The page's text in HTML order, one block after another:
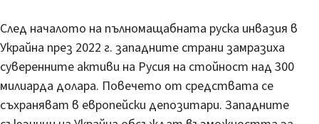
След началото на пълномащабната руска инвазия в
Украйна през 2022 г. западните страни замразиха
суверенните активи на Русия на стойност над 300
милиарда долара. Повечето от средствата се
съхраняват в европейски депозитари. Западните